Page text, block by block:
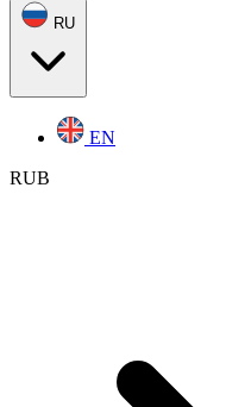
RU
EN
RUB